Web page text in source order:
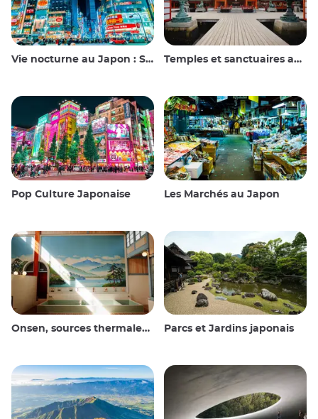
Vie nocturne au Japon : Sortir, voir et boire Temples et sanctuaires au Japon
Pop Culture Japonaise Les Marchés au Japon
Onsen, sources thermales et bains publics Parcs et Jardins japonais